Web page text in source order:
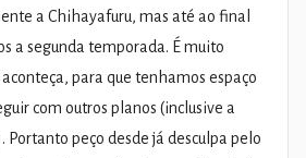
a Chihayafuru, mas até ao final
a segunda temporada. É muito
para que tenhamos espaço
com outros planos (inclusive a
peço desde já desculpa pelo